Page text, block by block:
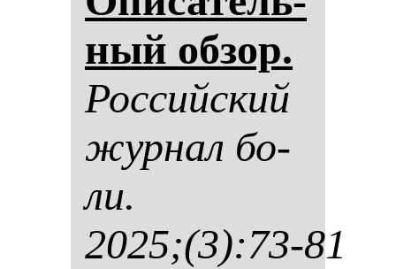
ный об­зор.
Рос­сий­ский
жур­нал бо­
ли.
2025;(3):73-81